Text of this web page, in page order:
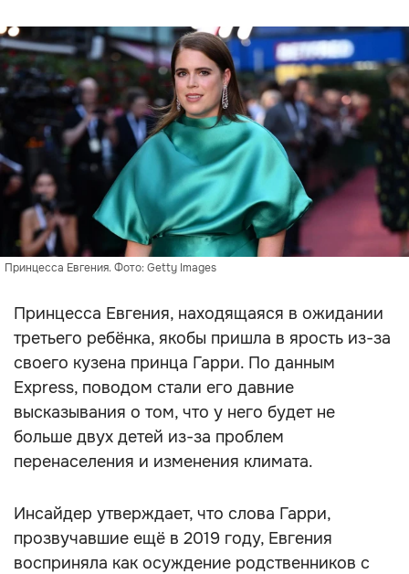
Принцесса Евгения. Фото: Getty Images
Принцесса Евгения, находящаяся в ожидании
третьего ребёнка, якобы пришла в ярость из-за
своего кузена принца Гарри. По данным
Express, поводом стали его давние
высказывания о том, что у него будет не
больше двух детей из-за проблем
перенаселения и изменения климата.
Инсайдер утверждает, что слова Гарри,
прозвучавшие ещё в 2019 году, Евгения
восприняла как осуждение родственников с